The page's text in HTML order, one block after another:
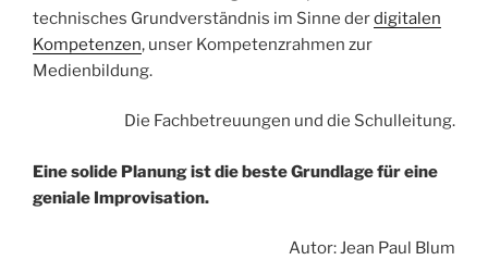
technisches Grundverständnis im Sinne derdigitalen
Kompetenzen, unser Kompetenzrahmen zur
Medienbildung.
Die Fachbetreuungen und die Schulleitung.
Eine solide Planung ist die beste Grundlagefür eine
geniale Improvisation.
Autor: Jean Paul Blum